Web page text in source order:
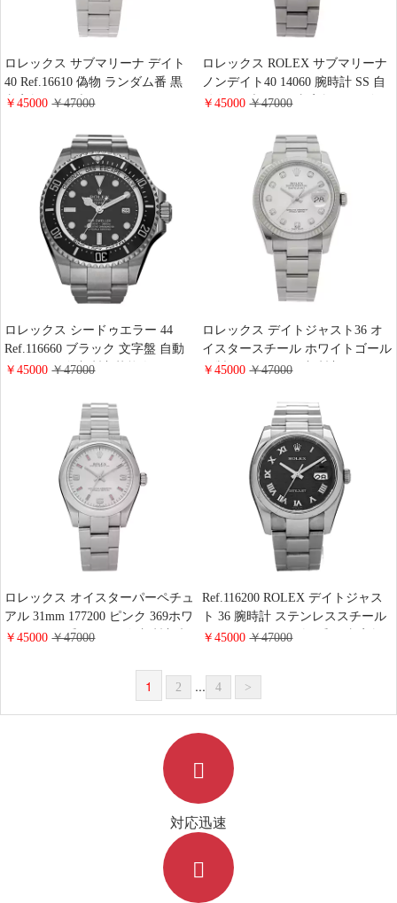
ロレックス サブマリーナ デイト
40 Ref.16610 偽物 ランダム番 黒
文字盤 ハイブランド ROLEX メン
￥45000￥47000
ロレックス ROLEX サブマリーナ
ノンデイト40 14060 腕時計 SS 自
動巻き ブラック 文字盤 メンズウ
￥45000￥47000
ロレックス シードゥエラー 44
Ref.116660 ブラック 文字盤 自動
巻き メンズ 腕時計 芸能人 おしゃ
￥45000￥47000
ロレックス デイトジャスト36 オ
イスタースチール ホワイトゴール
ド製 18K ROLEX 腕時計 116234
￥45000￥47000
ロレックス オイスターパーペチュ
アル 31mm 177200 ピンク 369ホワ
イトバー Z番 ボーイズ 腕時計 未
￥45000￥47000
Ref.116200 ROLEX デイトジャス
ト 36 腕時計 ステンレススチール
ロレックス ランダム番 黒文字盤
￥45000￥47000
1 2 ... 4 >
対応迅速